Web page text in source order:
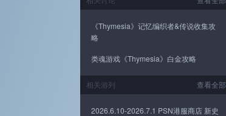
《Thymesia》记忆编织者&传说收集攻
略
类魂游戏《Thymesia》白金攻略
查看全部
相关游列
2026.6.10-2026.7.1 PSN港服商店 新史